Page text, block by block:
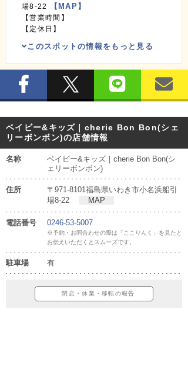
場8-22
【MAP】
【営業時間】
【定休日】
このスポットの情報をもっと見る
ベイビー&キッズ｜cherie Bon Bon(シェ
リーボンボン)の店舗情報
名称
ベイビー&キッズ｜cherie Bon Bon(シ
ェリーボンボン)
住所
〒971-8101福島県いわき市小名浜船引
場8-22
MAP
電話番号 0246-53-5007
※予約・お問合わせの際は「ここりんく」を見たと
お伝えいただくとスムーズです。
駐車場 有
閉店・休業・移転の報告